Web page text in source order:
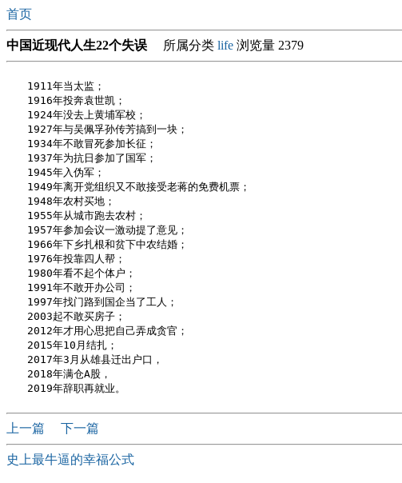
首页
中国近现代人生22个失误 所属分类 life 浏览量 2379
1911年当太监；
1916年投奔袁世凯；
1924年没去上黄埔军校；
1927年与吴佩孚孙传芳搞到一块；
1934年不敢冒死参加长征；
1937年为抗日参加了国军；
1945年入伪军；
1949年离开党组织又不敢接受老蒋的免费机票；
1948年农村买地；
1955年从城市跑去农村；
1957年参加会议一激动提了意见；
1966年下乡扎根和贫下中农结婚；
1976年投靠四人帮；
1980年看不起个体户；
1991年不敢开办公司；
1997年找门路到国企当了工人；
2003起不敢买房子；
2012年才用心思把自己弄成贪官；
2015年10月结扎；
2017年3月从雄县迁出户口，
2018年满仓A股，
上一篇 下一篇
史上最牛逼的幸福公式